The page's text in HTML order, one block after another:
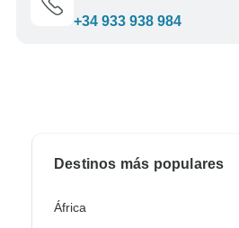
+34 933 938 984
Destinos más populares
África